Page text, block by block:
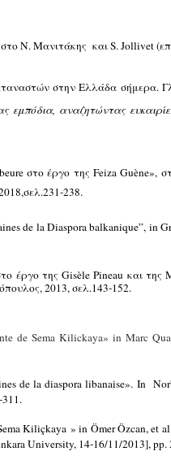
Ν. Μανιτάκης και S. Jollivet
στην Ελλάδα σήμερα.
εμπόδια, αναζητώντας
στο έργο της Feiza Guène»,
238.
de la Diaspora balkanique”, in
έργο της Gisèle Pineau και
2013,σελ.143-152.
de Sema Kilickaya» in Marc
de la diaspora libanaise». In
Kiliçkaya » in Ömer Özcan,et
University, 14-16/11/2013], pp.